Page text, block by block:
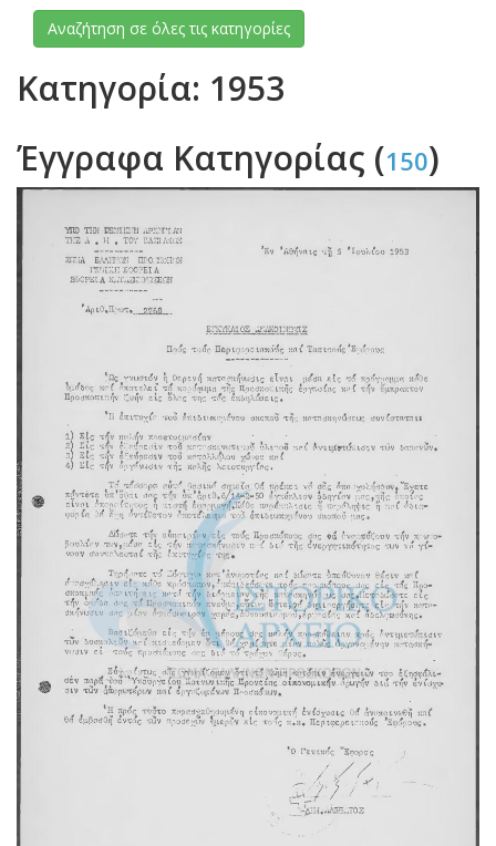
Αναζήτηση σε όλες τις κατηγορίες
Κατηγορία: 1953
Έγγραφα Κατηγορίας (150)